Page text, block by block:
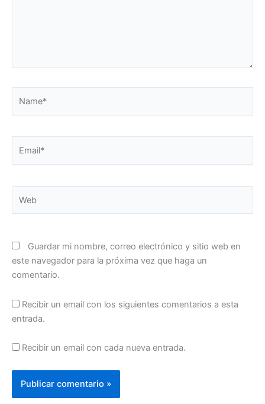
Guardar mi nombre, correo electrónico y sitio web en
este navegador para la próxima vez que haga un
comentario.
Recibir un email con los siguientes comentarios a esta
entrada.
Recibir un email con cada nueva entrada.